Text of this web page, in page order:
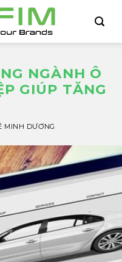
NGÀNH Ô
GIÚP TĂNG
MINH DƯƠNG